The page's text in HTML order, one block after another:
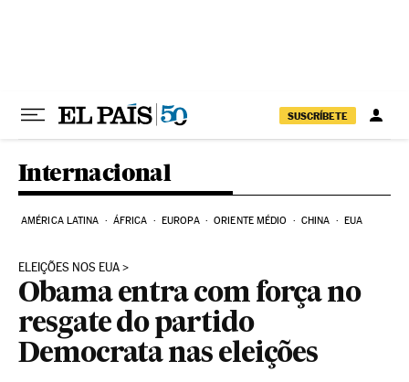
SUSCRÍBETE
Internacional
AMÉRICA LATINA ÁFRICA EUROPA ORIENTE MÉDIO CHINA EUA
ELEIÇÕES NOS EUA
Obama entra com força no
resgate do partido
Democrata nas eleições